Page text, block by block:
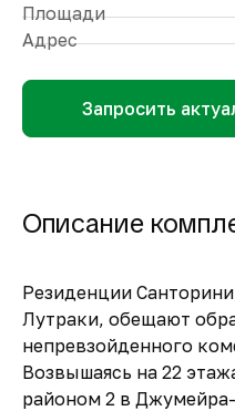
Площади
Адрес
Запросить
Описание
Резиденции
Лутраки, обещают
непревзойденного
Возвышаясь на 22
районом 2 в